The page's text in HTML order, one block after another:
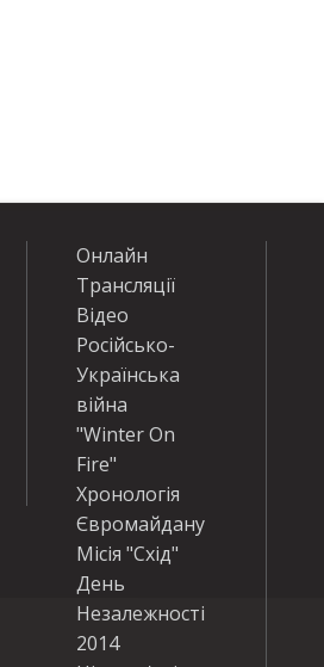
Онлайн
Трансляції
Відео
Російсько-
Українська
війна
"Winter On
Fire"
Хронологія
Євромайдану
Місія "Схід"
День
Незалежності
2014